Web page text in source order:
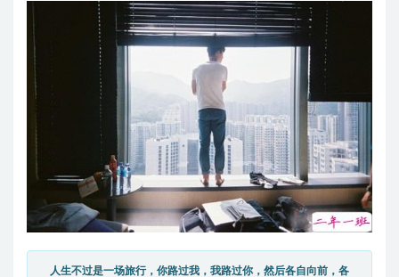
人生不过是一场旅行，你路过我，我路过你，然后各自向前，各